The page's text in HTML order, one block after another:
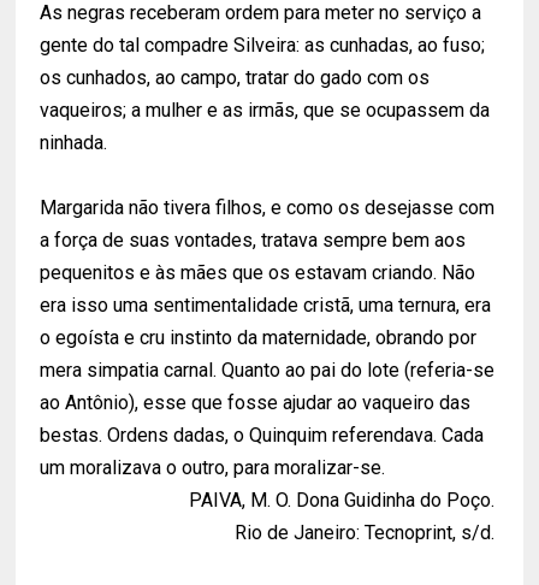
As negras receberam ordem para meter no serviço a
gente do tal compadre Silveira: as cunhadas, ao fuso;
os cunhados, ao campo, tratar do gado com os
vaqueiros; a mulher e as irmãs, que se ocupassem da
ninhada.
Margarida não tivera filhos, e como os desejasse com
a força de suas vontades, tratava sempre bem aos
pequenitos e às mães que os estavam criando. Não
era isso uma sentimentalidade cristã, uma ternura, era
o egoísta e cru instinto da maternidade, obrando por
mera simpatia carnal. Quanto ao pai do lote (referia-se
ao Antônio), esse que fosse ajudar ao vaqueiro das
bestas. Ordens dadas, o Quinquim referendava. Cada
um moralizava o outro, para moralizar-se.
PAIVA, M. O. Dona Guidinha do Poço.
Rio de Janeiro: Tecnoprint, s/d.